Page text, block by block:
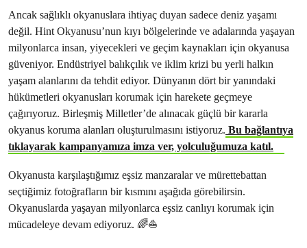
Ancak sağlıklı okyanuslara ihtiyaç duyan sadece deniz yaşamı
değil. Hint Okyanusu’nun kıyı bölgelerinde ve adalarında yaşayan
milyonlarca insan, yiyecekleri ve geçim kaynakları için okyanusa
güveniyor. Endüstriyel balıkçılık ve iklim krizi bu yerli halkın
yaşam alanlarını da tehdit ediyor. Dünyanın dört bir yanındaki
hükümetleri okyanusları korumak için harekete geçmeye
çağırıyoruz. Birleşmiş Milletler’de alınacak güçlü bir kararla
okyanus koruma alanları oluşturulmasını istiyoruz. Bu bağlantıya
tıklayarak kampanyamıza imza ver, yolculuğumuza katıl.
Okyanusta karşılaştığımız eşsiz manzaralar ve mürettebattan
seçtiğimiz fotoğrafların bir kısmını aşağıda görebilirsin.
Okyanuslarda yaşayan milyonlarca eşsiz canlıyı korumak için
mücadeleye devam ediyoruz. 🌈⛵